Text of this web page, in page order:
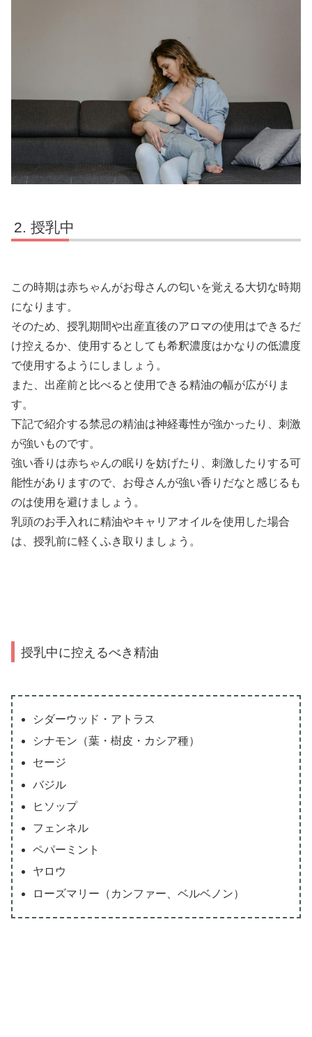
授乳中
この時期は赤ちゃんがお母さんの匂いを覚える大切な時期
になります。
そのため、授乳期間や出産直後のアロマの使用はできるだ
け控えるか、使用するとしても希釈濃度はかなりの低濃度
で使用するようにしましょう。
また、出産前と比べると使用できる精油の幅が広がりま
す。
下記で紹介する禁忌の精油は神経毒性が強かったり、刺激
が強いものです。
強い香りは赤ちゃんの眠りを妨げたり、刺激したりする可
能性がありますので、お母さんが強い香りだなと感じるも
のは使用を避けましょう。
乳頭のお手入れに精油やキャリアオイルを使用した場合
は、授乳前に軽くふき取りましょう。
授乳中に控えるべき精油
シダーウッド・アトラス
シナモン（葉・樹皮・カシア種）
セージ
バジル
ヒソップ
フェンネル
ペパーミント
ヤロウ
ローズマリー（カンファー、ベルベノン）